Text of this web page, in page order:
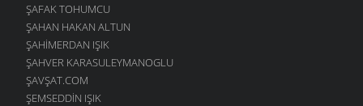
ŞAFAK TOHUMCU
ŞAHAN HAKAN ALTUN
ŞAHIMERDAN IŞIK
ŞAHVER KARASULEYMANOGLU
ŞAVŞAT.COM
ŞEMSEDDIN IŞIK